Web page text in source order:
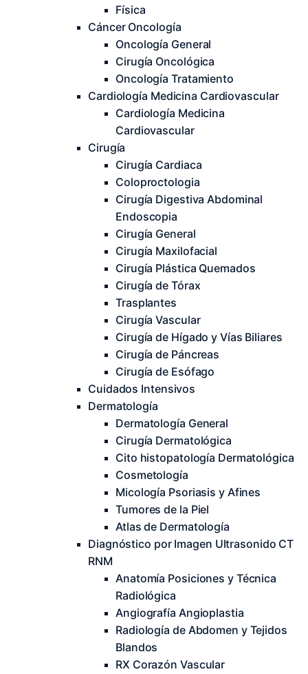
Física
Cáncer Oncología
Oncología General
Cirugía Oncológica
Oncología Tratamiento
Cardiología Medicina Cardiovascular
Cardiología Medicina
Cardiovascular
Cirugía
Cirugía Cardiaca
Coloproctologia
Cirugía Digestiva Abdominal
Endoscopia
Cirugía General
Cirugía Maxilofacial
Cirugía Plástica Quemados
Cirugía de Tórax
Trasplantes
Cirugía Vascular
Cirugía de Hígado y Vías Biliares
Cirugía de Páncreas
Cirugía de Esófago
Cuidados Intensivos
Dermatología
Dermatología General
Cirugía Dermatológica
Cito histopatología Dermatológica
Cosmetología
Micología Psoriasis y Afines
Tumores de la Piel
Atlas de Dermatología
Diagnóstico por Imagen Ultrasonido CT
RNM
Anatomía Posiciones y Técnica
Radiológica
Angiografía Angioplastia
Radiología de Abdomen y Tejidos
Blandos
RX Corazón Vascular